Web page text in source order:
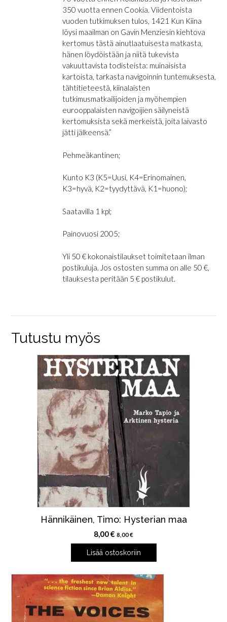
350 vuotta ennen Cookia. Viidentoista
vuoden tutkimuksen tulos, 1421 Kun Kiina
löysi maailman on Gavin Menziesin kiehtova
kertomus tästä ainutlaatuisesta matkasta,
hänen löydöistään ja niitä tukevista
vakuuttavista todisteista: muinaisista
kartoista, tarkasta navigoinnin tuntemuksesta,
tähtitieteestä, kiinalaisten
tutkimusmatkailijoiden ja myöhempien
eurooppalaisten navigoijien säilyneistä
kertomuksista sekä merkeistä, joita laivasto
jätti jälkeensä.”
Pehmeäkantinen;
Kunto K3 (K5=Uusi, K4=Erinomainen,
K3=hyvä, K2=tyydyttävä, K1=huono);
Saatavilla 1 kpl;
Painovuosi 2005;
Yli 50 € kokonaistilaukset toimitetaan ilman
postikuluja. Jos ostosten summa on alle 50 €,
tilauksesta peritään 5 € postikulut.
Tutustu myös
Hännikäinen, Timo: Hysterian maa
8,00€ 8,00€
Lisää ostoskoriin